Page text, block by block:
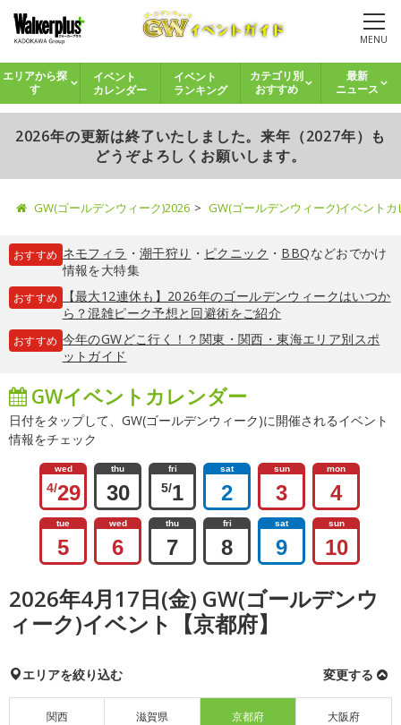
MENU
エリアから探
す
イベント
カレンダー
イベント
ランキング
カテゴリ別
おすすめ
最新
ニュース
2026年の更新は終了いたしました。来年（2027年）も
どうぞよろしくお願いします。
GW(ゴールデンウィーク)2026 GW(ゴールデンウィーク)イベント
おすすめ ネモフィラ ・ 潮干狩り ・ ピクニック ・ BBQなどおでかけ
情報を大特集
おすすめ
【最大12連休も】2026年のゴールデンウィークはいつか
ら？混雑ピーク予想と回避術をご紹介
おすすめ 今年のGWどこ行く！？関東・関西・東海エリア別スポ
ットガイド
GWイベントカレンダー
日付をタップして、GW(ゴールデンウィーク)に開催されるイベント
情報をチェック
wed
4/29
thu
30
fri
5/1
sat
2
sun
3
mon
4
tue
5
wed
6
thu
7
fri
8
sat
9
sun
10
2026年4月17日(金) GW(ゴールデンウ
ィーク)イベント【京都府】
エリアを絞り込む 変更する
関西 滋賀県 京都府 大阪府